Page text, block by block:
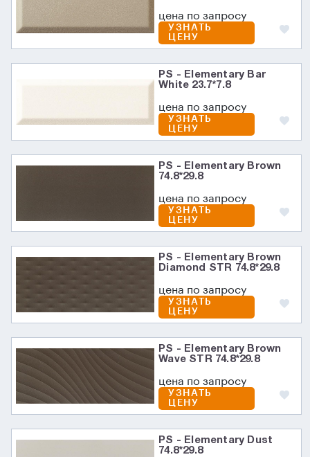
цена по запросу
УЗНАТЬ
ЦЕНУ
PS - Elementary Bar
White 23.7*7.8
цена по запросу
УЗНАТЬ
ЦЕНУ
PS - Elementary Brown
74.8*29.8
цена по запросу
УЗНАТЬ
ЦЕНУ
PS - Elementary Brown
Diamond STR 74.8*29.8
цена по запросу
УЗНАТЬ
ЦЕНУ
PS - Elementary Brown
Wave STR 74.8*29.8
цена по запросу
УЗНАТЬ
ЦЕНУ
PS - Elementary Dust
74.8*29.8